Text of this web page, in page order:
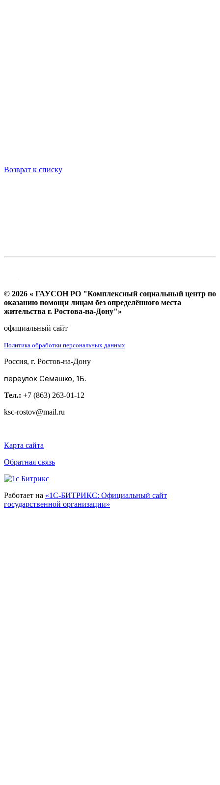
Возврат к списку
© 2026 « ГАУСОН РО "Комплексный социальный центр по
оказанию помощи лицам без определённого места
жительства г. Ростова-на-Дону"»
официальный сайт
Политика обработки персональных данных
Россия, г. Ростов-на-Дону
переулок Семашко, 1Б.
Тел.: +7 (863) 263-01-12
ksc-rostov@mail.ru
Карта сайта
Обратная связь
Работает на «1С-БИТРИКС: Официальный сайт
государственной организации»